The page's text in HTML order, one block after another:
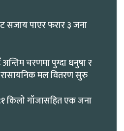
सजाय पाएर फरार ३ जना
अन्तिम चरणमा पुग्दा धनुषा र
रासायनिक मल वितरण सुरु
किलो गाँजासहित एक जना